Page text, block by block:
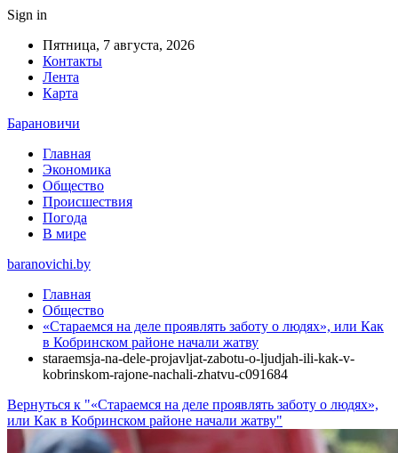
Sign in
Пятница, 7 августа, 2026
Контакты
Лента
Карта
Барановичи
Главная
Экономика
Общество
Происшествия
Погода
В мире
baranovichi.by
Главная
Общество
«Стараемся на деле проявлять заботу о людях», или Как
в Кобринском районе начали жатву
staraemsja-na-dele-projavljat-zabotu-o-ljudjah-ili-kak-v-
kobrinskom-rajone-nachali-zhatvu-c091684
Вернуться к "«Стараемся на деле проявлять заботу о людях»,
или Как в Кобринском районе начали жатву"